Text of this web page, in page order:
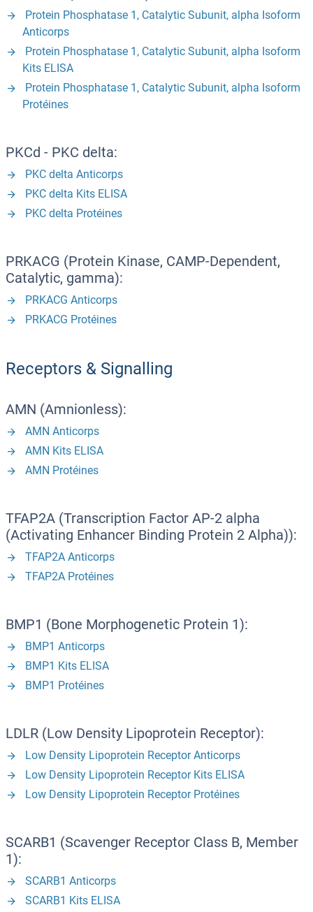
Protein Phosphatase 1, Catalytic Subunit, alpha Isoform
Anticorps
Protein Phosphatase 1, Catalytic Subunit, alpha Isoform
Kits ELISA
Protein Phosphatase 1, Catalytic Subunit, alpha Isoform
Protéines
PKCd - PKC delta:
PKC delta Anticorps
PKC delta Kits ELISA
PKC delta Protéines
PRKACG (Protein Kinase, CAMP-Dependent,
Catalytic, gamma):
PRKACG Anticorps
PRKACG Protéines
Receptors & Signalling
AMN (Amnionless):
AMN Anticorps
AMN Kits ELISA
AMN Protéines
TFAP2A (Transcription Factor AP-2 alpha
(Activating Enhancer Binding Protein 2 Alpha)):
TFAP2A Anticorps
TFAP2A Protéines
BMP1 (Bone Morphogenetic Protein 1):
BMP1 Anticorps
BMP1 Kits ELISA
BMP1 Protéines
LDLR (Low Density Lipoprotein Receptor):
Low Density Lipoprotein Receptor Anticorps
Low Density Lipoprotein Receptor Kits ELISA
Low Density Lipoprotein Receptor Protéines
SCARB1 (Scavenger Receptor Class B, Member
1):
SCARB1 Anticorps
SCARB1 Kits ELISA